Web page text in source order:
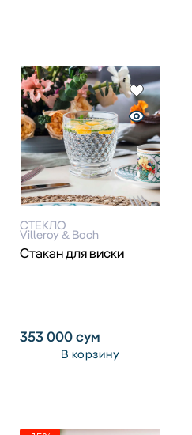
СТЕКЛО
Villeroy & Boch
Стакан для виски
353 000сум
В корзину